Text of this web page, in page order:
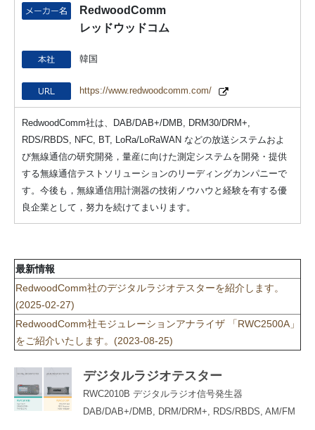
RedwoodComm
レッドウッドコム
韓国
https://www.redwoodcomm.com/
RedwoodComm社は、DAB/DAB+/DMB, DRM30/DRM+,
RDS/RBDS, NFC, BT, LoRa/LoRaWAN などの放送システムおよ
び無線通信の研究開発，量産に向けた測定システムを開発・提供
する無線通信テストソリューションのリーディングカンパニーで
す。今後も，無線通信用計測器の技術ノウハウと経験を有する優
良企業として，努力を続けてまいります。
最新情報
RedwoodComm社のデジタルラジオテスターを紹介します。
(2025-02-27)
RedwoodComm社モジュレーションアナライザ 「RWC2500A」
をご紹介いたします。(2023-08-25)
デジタルラジオテスター
RWC2010B デジタルラジオ信号発生器
DAB/DAB+/DMB, DRM/DRM+, RDS/RBDS, AM/FM